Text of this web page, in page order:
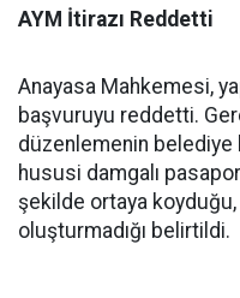
AYM İtirazı Reddetti
Anayasa Mahkemesi,
başvuruyu reddetti.
düzenlemenin belediye
hususi damgalı
şekilde ortaya
oluşturmadığı belirtildi.